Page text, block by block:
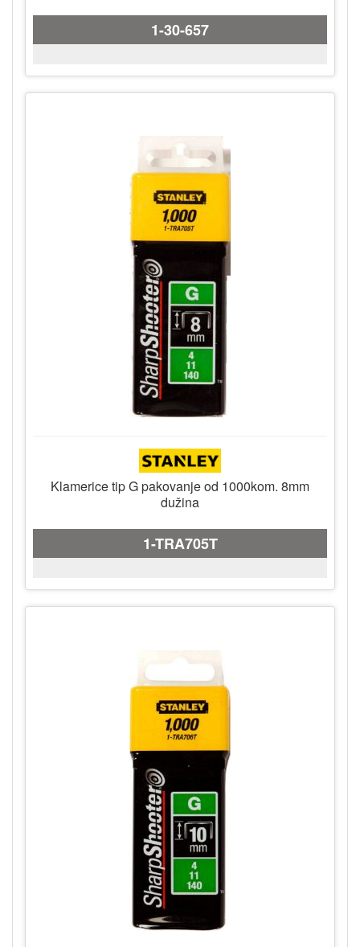
1-30-657
Klamerice tip G pakovanje od 1000kom. 8mm
dužina
1-TRA705T